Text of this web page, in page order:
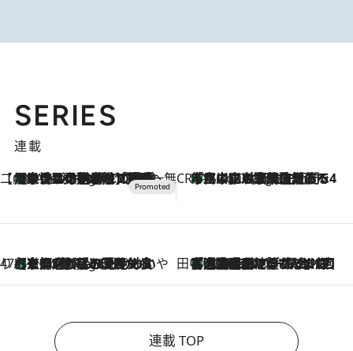
SERIES
連載
【CREA×星野リゾート】唯一無二。癒しと発見が待つ場所へ
7 Hours Ago
【トンボの足水浴】ヒノキの香りに包まれて涼感マックス！約13℃の湧水かけ流しを避暑地「星野温泉 トンボの湯」で体験 CREA'S CHOICE
9 Hours Ago
「立川にも歌舞伎があるんだよ」 片岡仁左衛門・市川中車ら豪華座組みで4年目の立川立飛歌舞伎へ
47都道府県の手みやげ ひんやりスイーツで夏を満喫
9 Hours Ago
【京都府】この夏絶対食べたい 冷やしておいしいおやつ3選 ひと口目から心を掴む新緑のテリーヌ 田中稲の勝手に再ブーム
2026.8.7
「湘南乃風に憧れて」観客大盛上がりの“タオル回し”に、ラッパー顔負けの高速歌唱まで…さだまさし（74）のアグレッシブすぎる現在地
連載 TOP